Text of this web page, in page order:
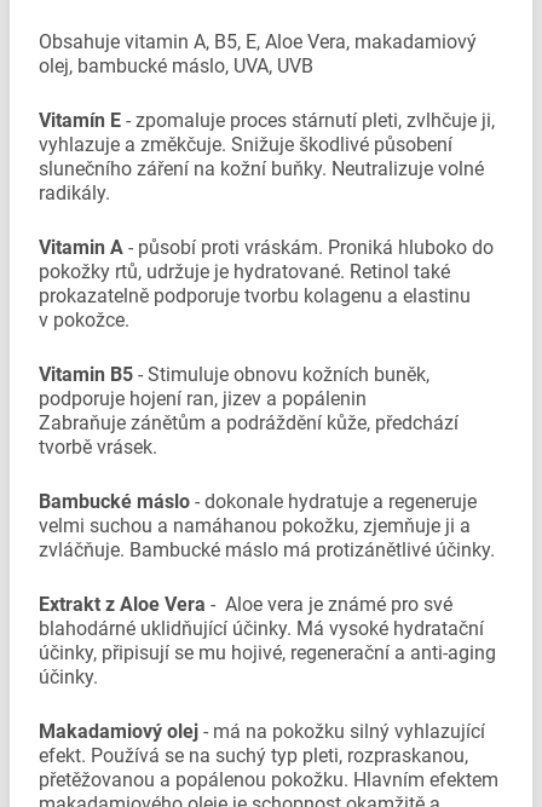
Obsahuje vitamin A, B5, E, Aloe Vera, makadamiový
olej, bambucké máslo, UVA, UVB
Vitamín E - zpomaluje proces stárnutí pleti, zvlhčuje ji,
vyhlazuje a změkčuje. Snižuje škodlivé působení
slunečního záření na kožní buňky. Neutralizuje volné
radikály.
Vitamin A - působí proti vráskám. Proniká hluboko do
pokožky rtů, udržuje je hydratované. Retinol také
prokazatelně podporuje tvorbu kolagenu a elastinu
v pokožce.
Vitamin B5 - Stimuluje obnovu kožních buněk,
podporuje hojení ran, jizev a popálenin
Zabraňuje zánětům a podráždění kůže, předchází
tvorbě vrásek.
Bambucké máslo - dokonale hydratuje a regeneruje
velmi suchou a namáhanou pokožku, zjemňuje ji a
zvláčňuje. Bambucké máslo má protizánětlivé účinky.
Extrakt z Aloe Vera - Aloe vera je známé pro své
blahodárné uklidňující účinky. Má vysoké hydratační
účinky, připisují se mu hojivé, regenerační a anti-aging
účinky.
Makadamiový olej - má na pokožku silný vyhlazující
efekt. Používá se na suchý typ pleti, rozpraskanou,
přetěžovanou a popálenou pokožku. Hlavním efektem